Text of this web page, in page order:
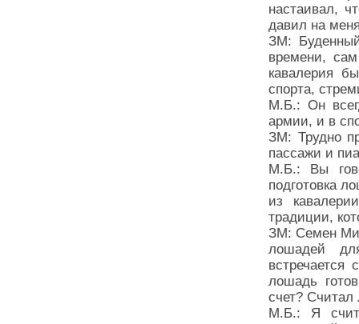
настаивал,
давил на
ЗМ:
времени,
кавалерия
спорта,
М.Б.: Он
армии, и в
ЗМ: Трудно
пассажи и
М.Б.: Вы
подготовка
из
традиции,
ЗМ: Семен
лошадей
встречается
лошадь
счет?
М.Б.: Я